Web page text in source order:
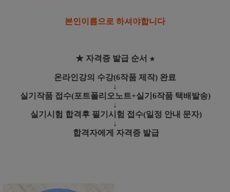
본인이름으로 하셔야합니다
★ 자격증 발급 순서 ★
온라인강의 수강(6작품 제작) 완료
↓
실기작품 접수(포트폴리오노트+실기6작품 택배발송)
↓
실기시험 합격후 필기시험 접수(일정 안내 문자)
↓
합격자에게 자격증 발급